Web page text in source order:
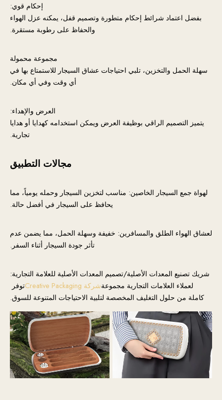
إحكام قوي:
بفضل اعتماد شرائط إحكام متطورة وتصميم قفل، يمكنه عزل الهواء
والحفاظ على رطوبة مستقرة.
مجموعة محمولة
سهلة الحمل والتخزين، تلبي احتياجات عشاق السيجار للاستمتاع بها في
أي وقت وفي أي مكان.
العرض والإهداء:
يتميز التصميم الراقي بوظيفة العرض ويمكن استخدامه كهدايا أو هدايا
تجارية.
مجالات التطبيق
لهواة جمع السيجار الخاصين: مناسب لتخزين السيجار وحمله يومياً، مما
يحافظ على السيجار في أفضل حالة.
لعشاق الهواء الطلق والمسافرين: خفيفة وسهلة الحمل، مما يضمن عدم
تأثر جودة السيجار أثناء السفر.
شريك تصنيع المعدات الأصلية/تصميم المعدات الأصلية للعلامة التجارية:
توفر
شركة Creative Packagingلعملاء العلامات التجارية مجموعة
كاملة من حلول التغليف المخصصة لتلبية الاحتياجات المتنوعة للسوق.